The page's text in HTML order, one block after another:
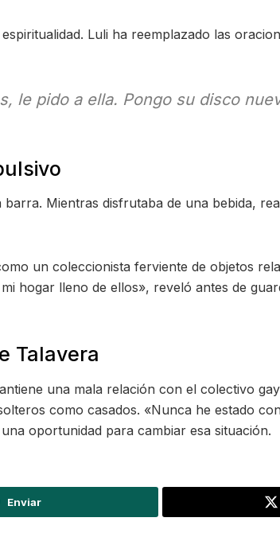
Luli ha reemplazado las
le pido a ella. Pongo su disco
Mientras disfrutaba de una bebida,
un coleccionista ferviente de objetos
hogar lleno de ellos», reveló antes de
Talavera
una mala relación con el colectivo
como casados. «Nunca he estado
oportunidad para cambiar esa situación.
Enviar